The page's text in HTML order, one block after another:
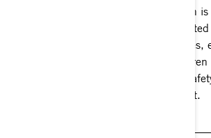
Powered by BRP, RideSafe Foundation
national nonprofit organization
powersport-related injuries and fatalities,
children. Its mission is to inspire
the right gear every time, and obtain
before operating powersport equipment.